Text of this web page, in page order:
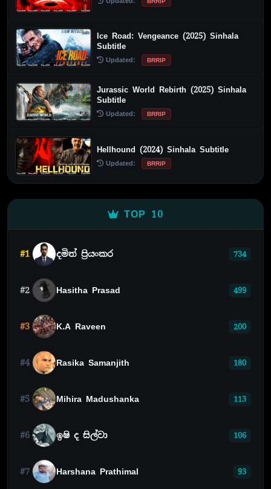
Ice Road: Vengeance (2025) Sinhala
Subtitle
Updated: BRRIP
Jurassic World Rebirth (2025) Sinhala
Subtitle
Updated: BRRIP
Hellhound (2024) Sinhala Subtitle
Updated: BRRIP
TOP 10
#1 දමිත් ප්‍රියංකර 734
#2 Hasitha Prasad 499
#3 K.A Raveen 200
#4 Rasika Samanjith 180
#5 Mihira Madushanka 113
#6 ඉෂි ද සිල්වා 106
#7 Harshana Prathimal 93